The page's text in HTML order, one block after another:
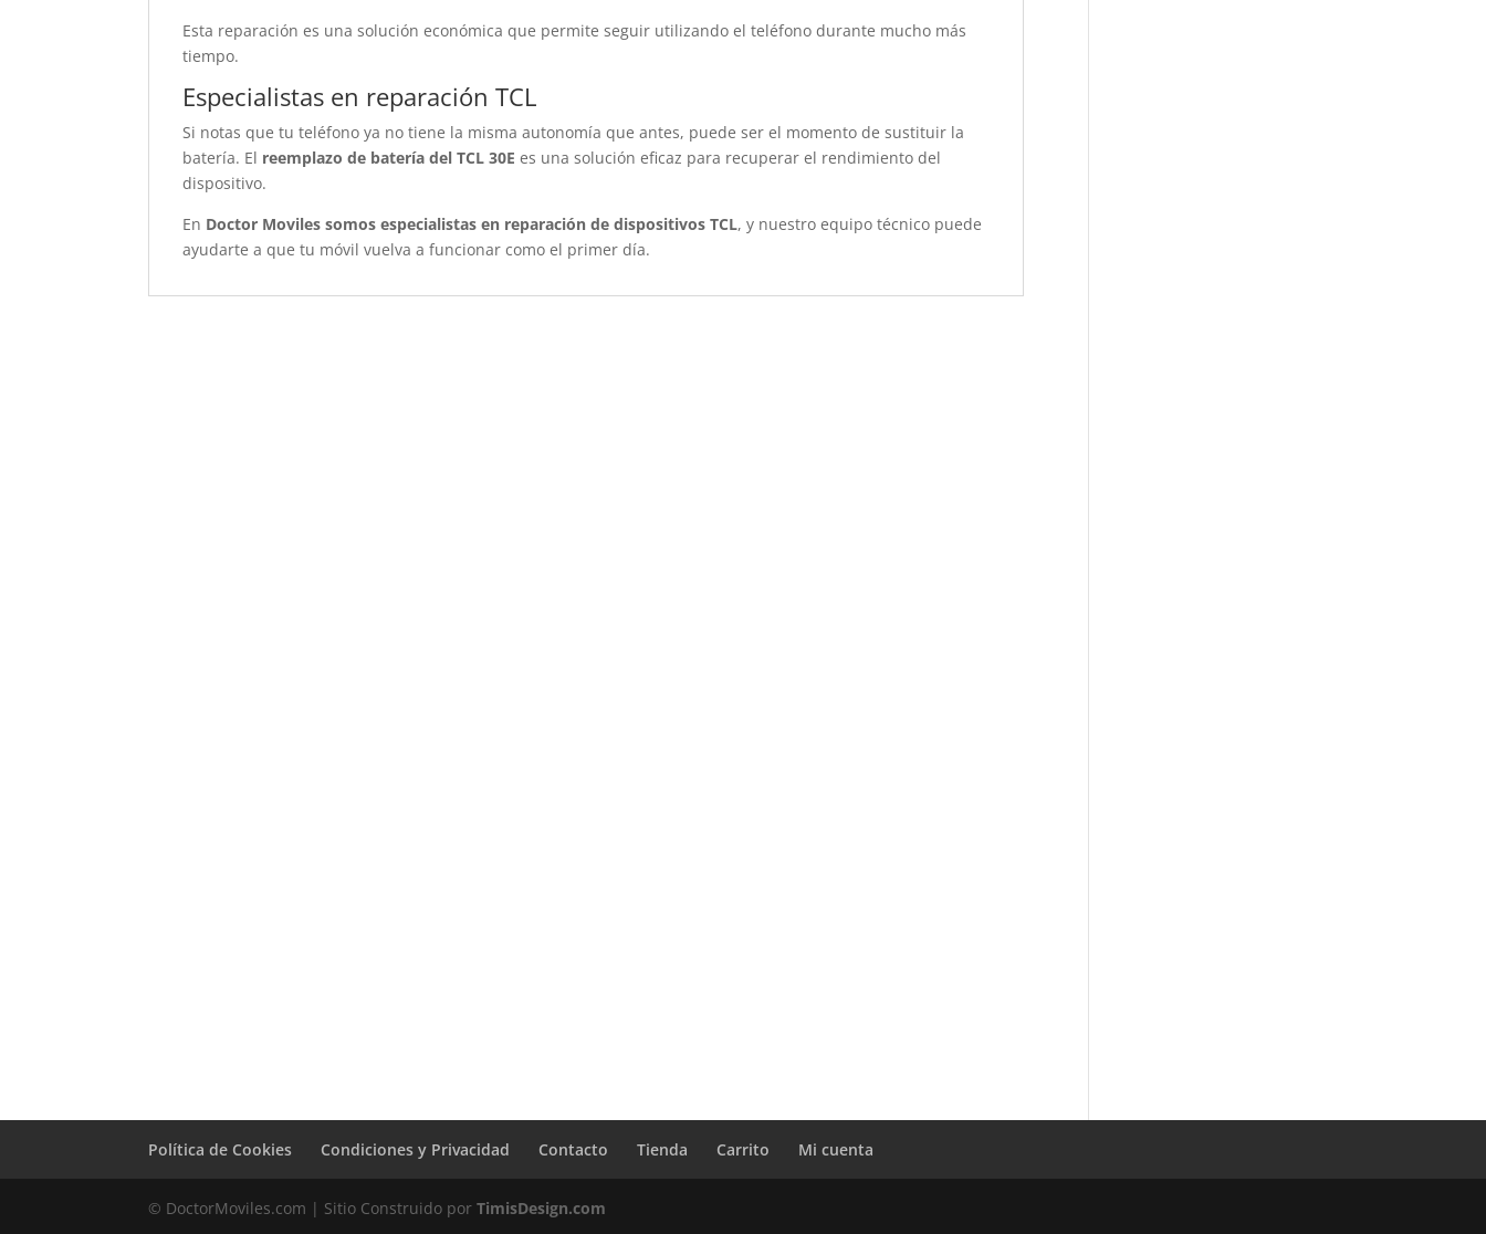
Esta reparación es una solución económica que permite seguir utilizando el teléfono durante mucho más
tiempo.
Especialistas en reparación TCL
Si notas que tu teléfono ya no tiene la misma autonomía que antes, puede ser el momento de sustituir la
batería. El reemplazo de batería del TCL 30E es una solución eficaz para recuperar el rendimiento del
dispositivo.
En Doctor Moviles somos especialistas en reparación de dispositivos TCL, y nuestro equipo técnico puede
ayudarte a que tu móvil vuelva a funcionar como el primer día.
Política de Cookies Condiciones y Privacidad Contacto Tienda Carrito Mi cuenta
© DoctorMoviles.com | Sitio Construido porTimisDesign.com